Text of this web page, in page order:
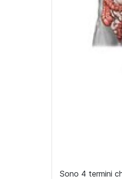
Sono 4 termini